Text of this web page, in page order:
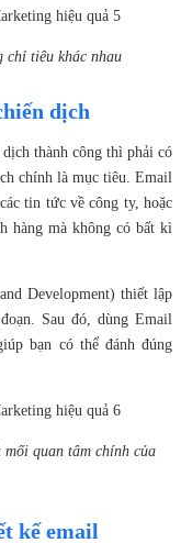
chỉ tiêu khác nhau
dịch
thành công thì phải có
chính là mục tiêu. Email
tin tức về công ty, hoặc
hàng mà không có bất kì
Development) thiết lập
Sau đó, dùng Email
bạn có thể đánh đúng
quan tâm chính của
kế email